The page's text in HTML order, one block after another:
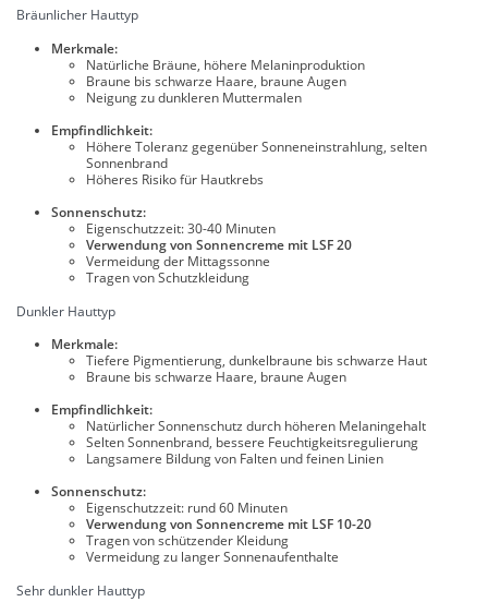
Bräunlicher Hauttyp
Merkmale:
Natürliche Bräune, höhere Melaninproduktion
Braune bis schwarze Haare, braune Augen
Neigung zu dunkleren Muttermalen
Empfindlichkeit:
Höhere Toleranz gegenüber Sonneneinstrahlung, selten
Sonnenbrand
Höheres Risiko für Hautkrebs
Sonnenschutz:
Eigenschutzzeit: 30-40 Minuten
Verwendung von Sonnencreme mit LSF 20
Vermeidung der Mittagssonne
Tragen von Schutzkleidung
Dunkler Hauttyp
Merkmale:
Tiefere Pigmentierung, dunkelbraune bis schwarze Haut
Braune bis schwarze Haare, braune Augen
Empfindlichkeit:
Natürlicher Sonnenschutz durch höheren Melaningehalt
Selten Sonnenbrand, bessere Feuchtigkeitsregulierung
Langsamere Bildung von Falten und feinen Linien
Sonnenschutz:
Eigenschutzzeit: rund 60 Minuten
Verwendung von Sonnencreme mit LSF 10-20
Tragen von schützender Kleidung
Vermeidung zu langer Sonnenaufenthalte
Sehr dunkler Hauttyp